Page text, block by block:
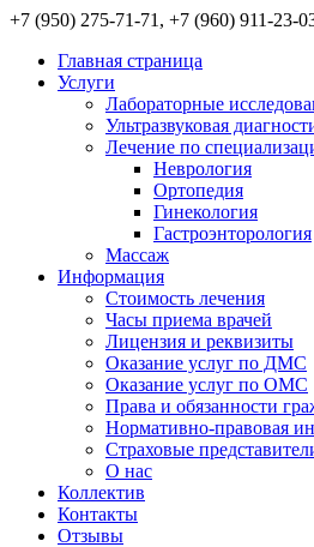
+7 (950) 275-71-71, +7 (960) 911-23-
Главная страница
Услуги
Лабораторные
Ультразвуковая
Лечение по
Неврология
Ортопедия
Гинекология
Гастроэнторология
Массаж
Информация
Стоимость лечения
Часы приема врачей
Лицензия и реквизиты
Оказание услуг по ДМС
Оказание услуг по ОМС
Права и обязанности
Нормативно-правовая
Страховые
О нас
Коллектив
Контакты
Отзывы